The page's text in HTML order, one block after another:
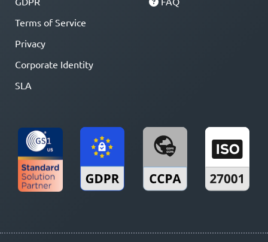
Terms of Service
Privacy
Corporate Identity
SLA